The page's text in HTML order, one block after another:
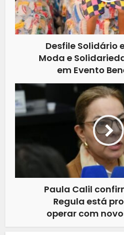
Desfile Solidário
Moda e
em Evento
Paula Calil
Regula está
operar com